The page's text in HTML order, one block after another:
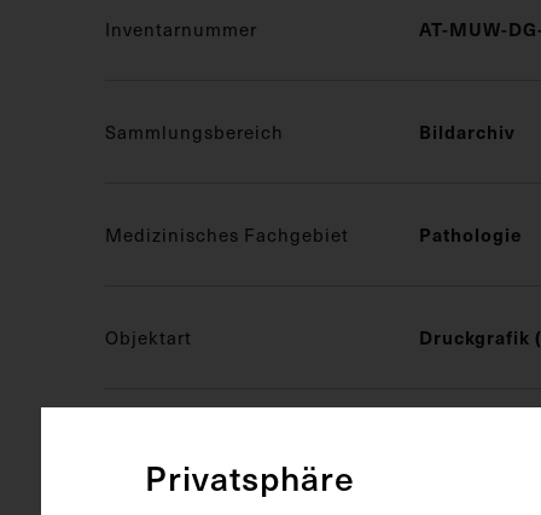
Inventarnummer AT-MUW-
Sammlungsbereich Bildarchiv
Medizinisches Fachgebiet Pathologie
Objektart Druckgrafik
Privatsphäre